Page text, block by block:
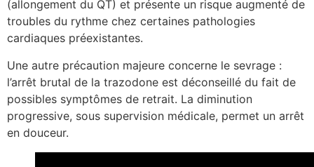
(allongement du QT) et présente un risque augmenté de
troubles du rythme chez certaines pathologies
cardiaques préexistantes.
Une autre précaution majeure concerne le sevrage :
l’arrêt brutal de la trazodone est déconseillé du fait de
possibles symptômes de retrait. La diminution
progressive, sous supervision médicale, permet un arrêt
en douceur.